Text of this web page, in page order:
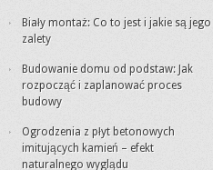
Biały montaż: Co to jest i jakie są jego
zalety
Budowanie domu od podstaw: Jak
rozpocząć i zaplanować proces
budowy
Ogrodzenia z płyt betonowych
imitujących kamień – efekt
naturalnego wyglądu